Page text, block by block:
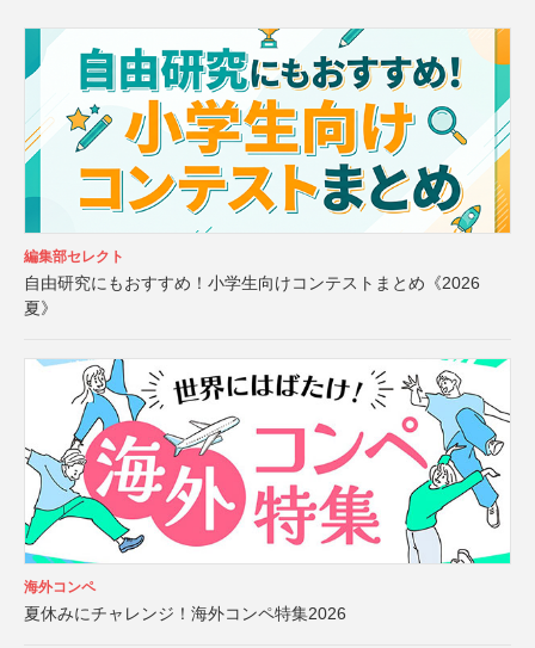
編集部セレクト
自由研究にもおすすめ！小学生向けコンテストまとめ《2026
夏》
海外コンペ
夏休みにチャレンジ！海外コンペ特集2026